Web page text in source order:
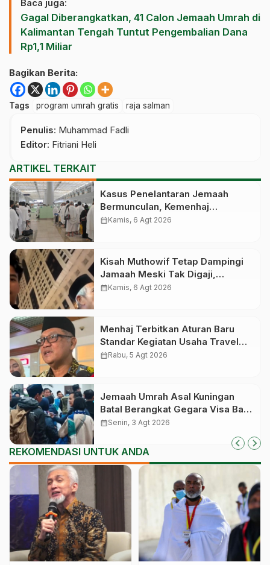
Baca juga:
Gagal Diberangkatkan, 41 Calon Jemaah Umrah di
Kalimantan Tengah Tuntut Pengembalian Dana
Rp1,1 Miliar
Bagikan Berita:
Tags program umrah gratis raja salman
Penulis: Muhammad Fadli
Editor: Fitriani Heli
ARTIKEL TERKAIT
Kasus Penelantaran Jemaah
Bermunculan, Kemenhaj
Operasikan Posko Pengawasan
calendar_monthKamis, 6 Agt 2026
Kisah Muthowif Tetap Dampingi
Jamaah Meski Tak Digaji,
Jemaahnya Korban Penelantaran
calendar_monthKamis, 6 Agt 2026
Menhaj Terbitkan Aturan Baru
Standar Kegiatan Usaha Travel
Umrah-Haji, Siap-siap Disanksi
calendar_monthRabu, 5 Agt 2026
Jemaah Umrah Asal Kuningan
Batal Berangkat Gegara Visa Baru
Terbit Saat Pesawat Lepas
calendar_monthSenin, 3 Agt 2026
REKOMENDASI UNTUK ANDA